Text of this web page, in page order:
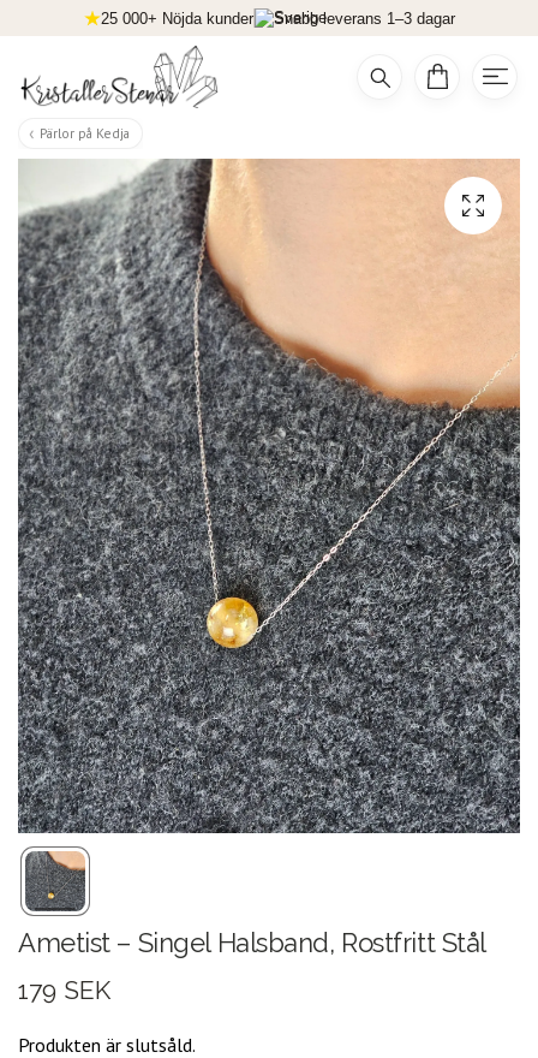
25 000+ Nöjda kunder Snabb leverans 1–3 dagar
Pärlor på Kedja
Ametist – Singel Halsband, Rostfritt Stål
179 SEK
Produkten är slutsåld.